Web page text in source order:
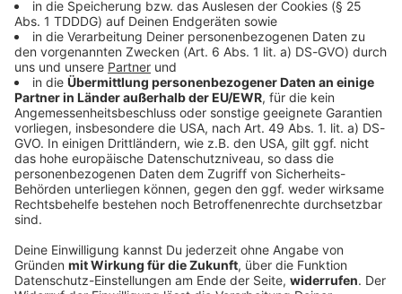
Five Finger Death Punch 2026: Zoltan über die Tour!
Five Finger Death Punch sind zurück! 🤘
Gründungsgitarrist Zoltan Bathory spricht im exklusiven
ROCK ANTENNE Interview über das neue Album Legacy,
den Warrior Spirit hinter dem Song „De Oppresso Liber“
und die unerschütterliche Verbindung zu den Fans. Jetzt
reinschauen und das volle Interview erleben!